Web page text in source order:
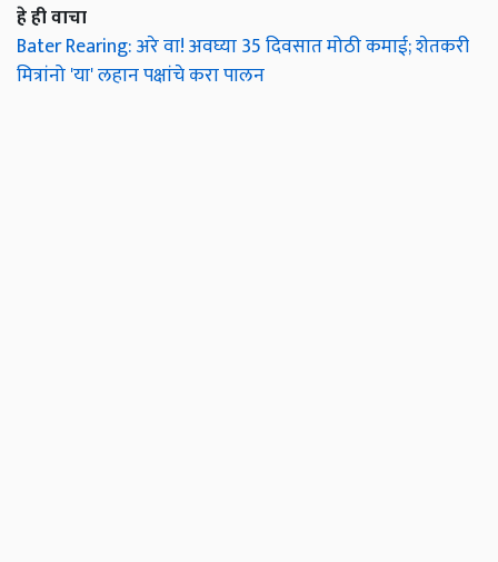
हे ही वाचा
Bater Rearing: अरे वा! अवघ्या 35 दिवसात मोठी कमाई; शेतकरी
मित्रांनो 'या' लहान पक्षांचे करा पालन